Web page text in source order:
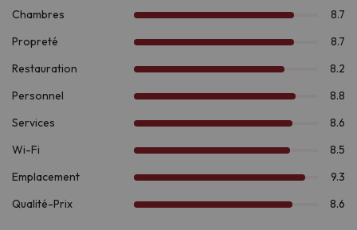
Taüll, à
explorez les routes
Ruta de la MarmotaetRuta de los
Enamorados
dans l'impressionnantparc national
l'établissement.
Pour les plus aventureux, la région propose des activités telles
passionné d'histoire, le complexe roman de Vall de Boí, déclaré
incontournable.
Profitez d'un séjour unique au cœur des montagnes à